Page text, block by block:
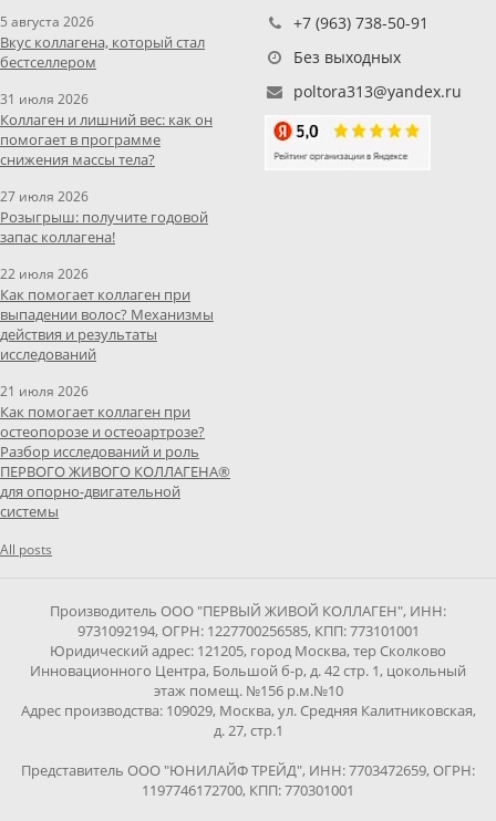
5 августа 2026
Вкус коллагена, который стал
бестселлером
31 июля 2026
Коллаген и лишний вес: как он
помогает в программе
снижения массы тела?
27 июля 2026
Розыгрыш: получите годовой
запас коллагена!
22 июля 2026
Как помогает коллаген при
выпадении волос? Механизмы
действия и результаты
исследований
21 июля 2026
Как помогает коллаген при
остеопорозе и остеоартрозе?
Разбор исследований и роль
ПЕРВОГО ЖИВОГО КОЛЛАГЕНА®
для опорно-двигательной
системы
All posts
+7 (963) 738-50-91
Без выходных
poltora313@yandex.ru
Производитель ООО "ПЕРВЫЙ ЖИВОЙ КОЛЛАГЕН", ИНН:
9731092194, ОГРН: 1227700256585, КПП: 773101001
Юридический адрес: 121205, город Москва, тер Сколково
Инновационного Центра, Большой б-р, д. 42 стр. 1, цокольный
этаж помещ. №156 р.м.№10
Адрес производства: 109029, Москва, ул. Средняя Калитниковская,
д. 27, стр.1
Представитель ООО "ЮНИЛАЙФ ТРЕЙД", ИНН: 7703472659, ОГРН:
1197746172700, КПП: 770301001